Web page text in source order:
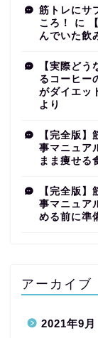
筋トレにサ
ころ！
に
んでいた飲
【実際ど
るコーヒー
がダイエッ
より
【完全版
事マニュア
まま痩せる
【完全版
事マニュア
める前に準
アーカイブ
2021年9月